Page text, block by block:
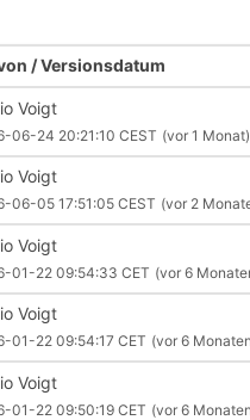
/ Versionsdatum
Voigt
06-24 20:21:10 CEST (vor 1 Monat)
Voigt
06-05 17:51:05 CEST (vor 2
Voigt
01-22 09:54:33 CET (vor 6
Voigt
01-22 09:54:17 CET (vor 6
Voigt
01-22 09:50:19 CET (vor 6